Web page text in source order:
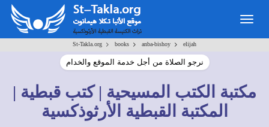
St-Takla.org > books > anba-bishoy > elijah
نرجو الصلاة من أجل خدمة الموقع والخدام
مكتبة الكتب المسيحية | كتب قبطية |
المكتبة القبطية الأرثوذكسية